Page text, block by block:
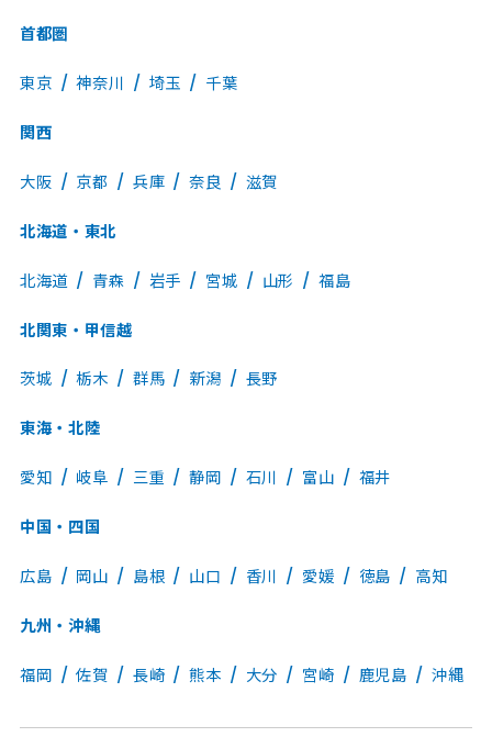
首都圏
東京 神奈川 埼玉 千葉
関西
大阪 京都 兵庫 奈良 滋賀
北海道・東北
北海道 青森 岩手 宮城 山形 福島
北関東・甲信越
茨城 栃木 群馬 新潟 長野
東海・北陸
愛知 岐阜 三重 静岡 石川 富山 福井
中国・四国
広島 岡山 島根 山口 香川 愛媛 徳島 高知
九州・沖縄
福岡 佐賀 長崎 熊本 大分 宮崎 鹿児島 沖縄